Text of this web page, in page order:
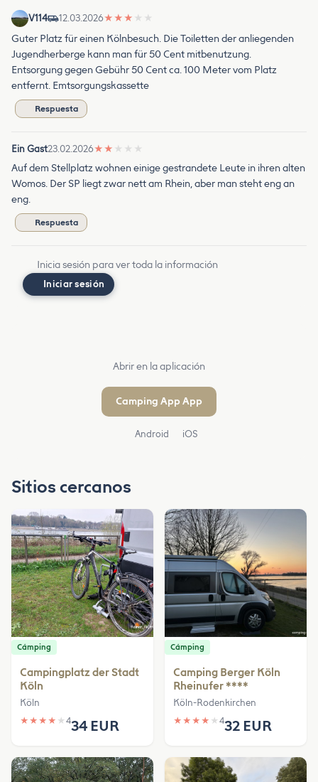
V114 12.03.2026★ ★ ★ ★ ★
Guter Platz für einen Kölnbesuch. Die Toiletten der anliegenden
Jugendherberge kann man für 50 Cent mitbenutzung.
Entsorgung gegen Gebühr 50 Cent ca. 100 Meter vom Platz
entfernt. Emtsorgungskassette
Respuesta
Ein Gast23.02.2026★ ★ ★ ★ ★
Auf dem Stellplatz wohnen einige gestrandete Leute in ihren alten
Womos. Der SP liegt zwar nett am Rhein, aber man steht eng an
eng.
Respuesta
Inicia sesión para ver toda la información
Iniciar sesión
Abrir en la aplicación
Camping App App
Android iOS
Sitios cercanos
Cámping
Campingplatz der Stadt
Köln
Köln
★ ★ ★ ★ ★ 434 EUR
Cámping
Camping Berger Köln
Rheinufer ****
Köln-Rodenkirchen
★ ★ ★ ★ ★ 432 EUR